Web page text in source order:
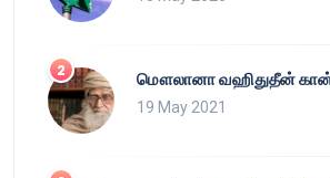
மௌலானா வஹிதுதீன் கான்
19 May 2021